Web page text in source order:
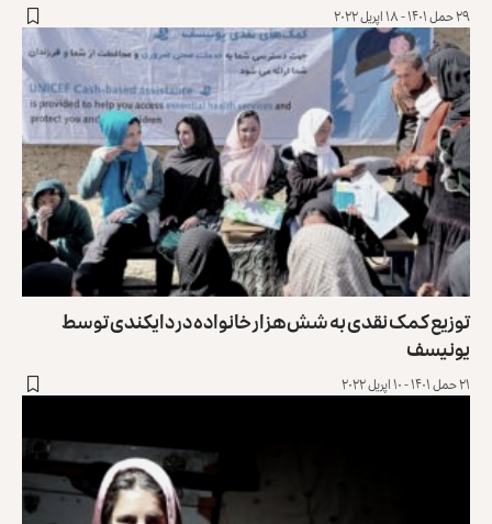
۲۹ حمل ۱۴۰۱ - ۱۸ اپریل ۲۰۲۲
توزیع کمک نقدی به شش هزار خانواده در دایکندی توسط
یونیسف
۲۱ حمل ۱۴۰۱ - ۱۰ اپریل ۲۰۲۲